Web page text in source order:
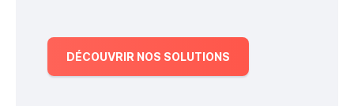
DÉCOUVRIR NOS SOLUTIONS